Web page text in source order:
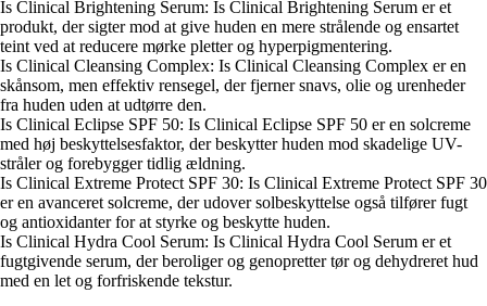
Is Clinical Brightening Serum: Is Clinical Brightening Serum er et
produkt, der sigter mod at give huden en mere strålende og ensartet
teint ved at reducere mørke pletter og hyperpigmentering.
Is Clinical Cleansing Complex: Is Clinical Cleansing Complex er en
skånsom, men effektiv rensegel, der fjerner snavs, olie og urenheder
fra huden uden at udtørre den.
Is Clinical Eclipse SPF 50: Is Clinical Eclipse SPF 50 er en solcreme
med høj beskyttelsesfaktor, der beskytter huden mod skadelige UV-
stråler og forebygger tidlig ældning.
Is Clinical Extreme Protect SPF 30: Is Clinical Extreme Protect SPF 30
er en avanceret solcreme, der udover solbeskyttelse også tilfører fugt
og antioxidanter for at styrke og beskytte huden.
Is Clinical Hydra Cool Serum: Is Clinical Hydra Cool Serum er et
fugtgivende serum, der beroliger og genopretter tør og dehydreret hud
med en let og forfriskende tekstur.